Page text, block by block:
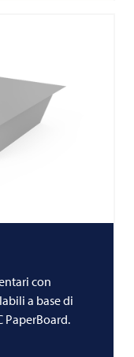
con
a base di
PaperBoard.